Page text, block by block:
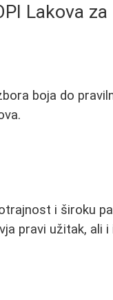
Lakova
boja do
i široku
pravi užitak, ali